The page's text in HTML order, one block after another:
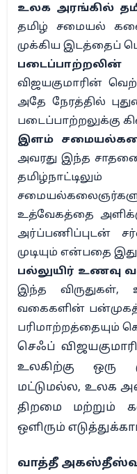
உலக அரங்கில்
தமிழ் சமையல்
முக்கிய இடத்தைப்
விஜயகுமாரின்
அதே நேரத்தில்
படைப்பாற்றலுக்கு
இளம்
அவரது இந்த சாதனை,
உத்வேகத்தை
அர்ப்பணிப்புடன்
முடியும் என்பதை இது
பல்லுயிர் உணவு
இந்த
வகைகளின்
பரிமாற்றத்தையும்
செஃப்
உலகிற்கு ஒரு
மட்டுமல்ல, உலக
திறமை மற்றும்
ஒளிரும்
வாத்தீ